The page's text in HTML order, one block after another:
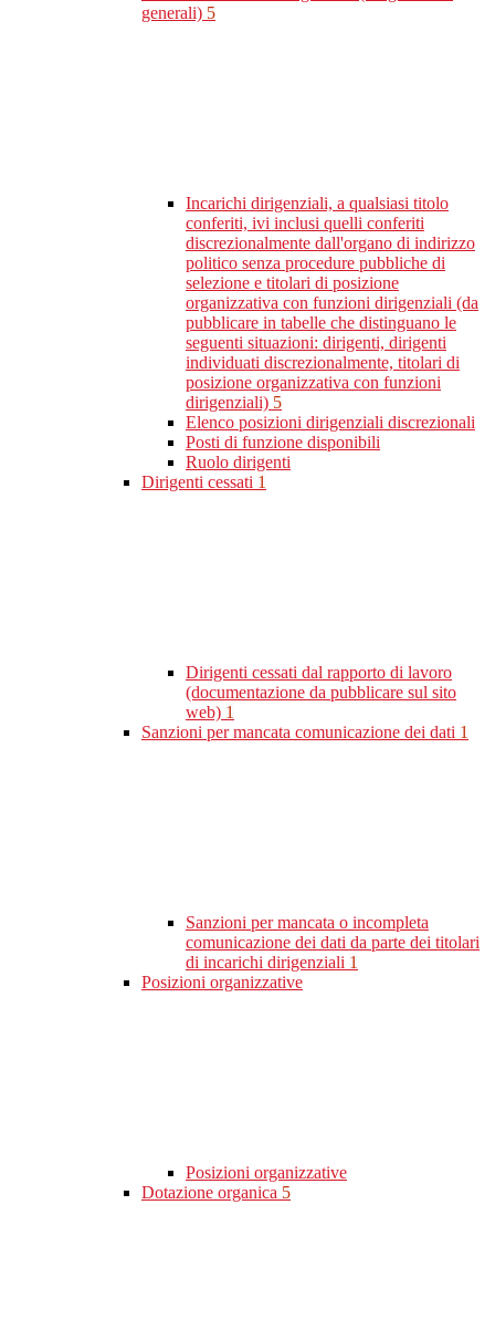
generali) 5
Incarichi dirigenziali, a qualsiasi titolo
conferiti, ivi inclusi quelli conferiti
discrezionalmente dall'organo di indirizzo
politico senza procedure pubbliche di
selezione e titolari di posizione
organizzativa con funzioni dirigenziali (da
pubblicare in tabelle che distinguano le
seguenti situazioni: dirigenti, dirigenti
individuati discrezionalmente, titolari di
posizione organizzativa con funzioni
dirigenziali) 5
Elenco posizioni dirigenziali discrezionali
Posti di funzione disponibili
Ruolo dirigenti
Dirigenti cessati 1
Dirigenti cessati dal rapporto di lavoro
(documentazione da pubblicare sul sito
web) 1
Sanzioni per mancata comunicazione dei dati 1
Sanzioni per mancata o incompleta
comunicazione dei dati da parte dei titolari
di incarichi dirigenziali 1
Posizioni organizzative
Posizioni organizzative
Dotazione organica 5